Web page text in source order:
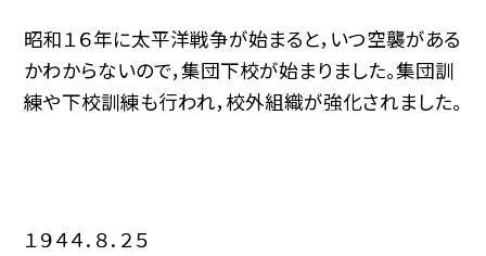
昭和１６年に太平洋戦争が始まると，いつ空襲がある
かわからないので，集団下校が始まりました。集団訓
練や下校訓練も行われ，校外組織が強化されました。
１９４４．８．２５